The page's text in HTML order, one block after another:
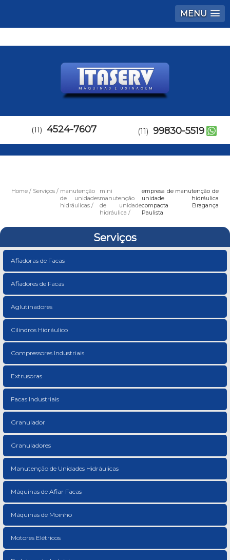
MENU
(11) 4524-7607 (11) 99830-5519
Home Serviços
manutenção
de unidades
hidráulicas
mini
manutenção
de unidade
hidráulica
empresa de manutenção de
unidade hidráulica
compacta Bragança
Paulista
Serviços
Afiadoras de Facas
Afiadores de Facas
Aglutinadores
Cilindros Hidráulico
Compressores Industriais
Extrusoras
Facas Industriais
Granulador
Granuladores
Manutenção de Unidades Hidráulicas
Máquinas de Afiar Facas
Máquinas de Moinho
Motores Elétricos